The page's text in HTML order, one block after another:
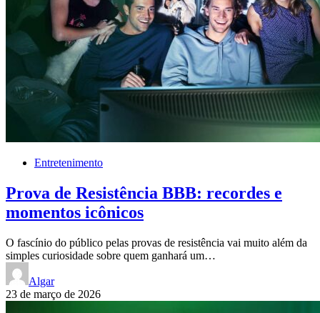
Entretenimento
Prova de Resistência BBB: recordes e
momentos icônicos
O fascínio do público pelas provas de resistência vai muito além da
simples curiosidade sobre quem ganhará um…
Algar
23 de março de 2026